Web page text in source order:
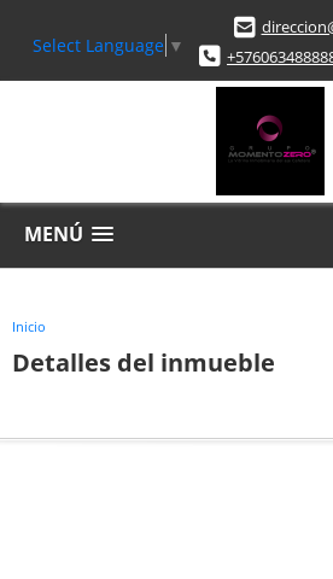
Select Language ▼
MENÚ
Inicio
Detalles del inmueble